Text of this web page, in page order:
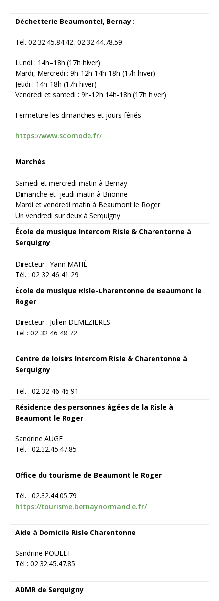
Déchetterie Beaumontel, Bernay :
Tél. 02.32.45.84.42, 02.32.44.78.59
Lundi : 14h–18h (17h hiver)
Mardi, Mercredi : 9h-12h 14h-18h (17h hiver)
Jeudi : 14h-18h (17h hiver)
Vendredi et samedi : 9h-12h 14h-18h (17h hiver)
Fermeture les dimanches et jours fériés
https://www.sdomode.fr/
Marchés
Samedi et mercredi matin à Bernay
Dimanche et jeudi matin à Brionne
Mardi et vendredi matin à Beaumont le Roger
Un vendredi sur deux à Serquigny
École de musique Intercom Risle & Charentonne à
Serquigny
Directeur : Yann MAHÉ
Tél. : 02 32 46 41 29
École de musique Risle-Charentonne de Beaumont le
Roger
Directeur : Julien DEMEZIERES
Tél : 02 32 46 48 72
Centre de loisirs Intercom Risle & Charentonne à
Serquigny
Tél. : 02 32 46 46 91
Résidence des personnes âgées de la Risle à
Beaumont le Roger
Sandrine AUGE
Tél. : 02.32.45.47.85
Office du tourisme de Beaumont le Roger
Tél. : 02.32.44.05.79
https://tourisme.bernaynormandie.fr/
Aide à Domicile Risle Charentonne
Sandrine POULET
Tél : 02.32.45.47.85
ADMR de Serquigny